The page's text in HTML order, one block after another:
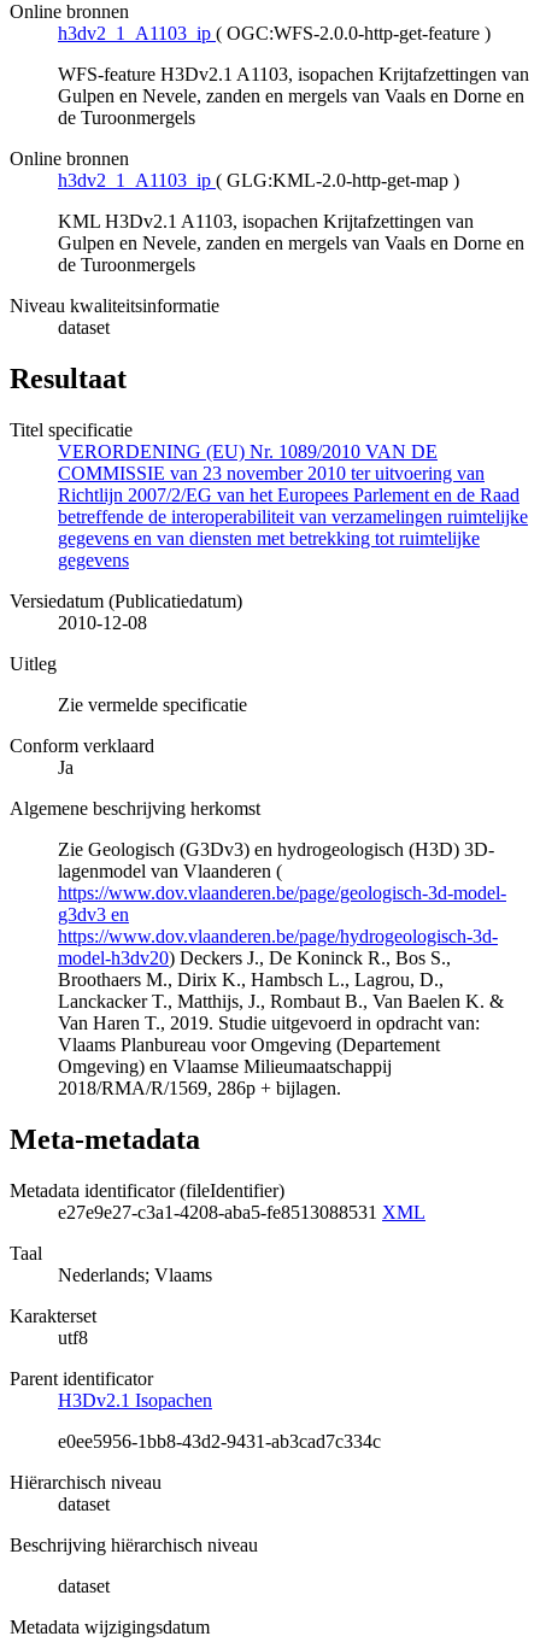
Online bronnen
h3dv2_1_A1103_ip ( OGC:WFS-2.0.0-http-get-feature )
WFS-feature H3Dv2.1 A1103, isopachen Krijtafzettingen van
Gulpen en Nevele, zanden en mergels van Vaals en Dorne en
de Turoonmergels
Online bronnen
h3dv2_1_A1103_ip ( GLG:KML-2.0-http-get-map )
KML H3Dv2.1 A1103, isopachen Krijtafzettingen van
Gulpen en Nevele, zanden en mergels van Vaals en Dorne en
de Turoonmergels
Niveau kwaliteitsinformatie
dataset
Resultaat
Titel specificatie
VERORDENING (EU) Nr. 1089/2010 VAN DE
COMMISSIE van 23 november 2010 ter uitvoering van
Richtlijn 2007/2/EG van het Europees Parlement en de Raad
betreffende de interoperabiliteit van verzamelingen ruimtelijke
gegevens en van diensten met betrekking tot ruimtelijke
gegevens
Versiedatum (Publicatiedatum)
2010-12-08
Uitleg
Zie vermelde specificatie
Conform verklaard
Ja
Algemene beschrijving herkomst
Zie Geologisch (G3Dv3) en hydrogeologisch (H3D) 3D-
lagenmodel van Vlaanderen (
https://www.dov.vlaanderen.be/page/geologisch-3d-model-
g3dv3 en
https://www.dov.vlaanderen.be/page/hydrogeologisch-3d-
model-h3dv20) Deckers J., De Koninck R., Bos S.,
Broothaers M., Dirix K., Hambsch L., Lagrou, D.,
Lanckacker T., Matthijs, J., Rombaut B., Van Baelen K. &
Van Haren T., 2019. Studie uitgevoerd in opdracht van:
Vlaams Planbureau voor Omgeving (Departement
Omgeving) en Vlaamse Milieumaatschappij
2018/RMA/R/1569, 286p + bijlagen.
Meta-metadata
Metadata identificator (fileIdentifier)
e27e9e27-c3a1-4208-aba5-fe8513088531 XML
Taal
Nederlands; Vlaams
Karakterset
utf8
Parent identificator
H3Dv2.1 Isopachen
e0ee5956-1bb8-43d2-9431-ab3cad7c334c
Hiërarchisch niveau
dataset
Beschrijving hiërarchisch niveau
dataset
Metadata wijzigingsdatum